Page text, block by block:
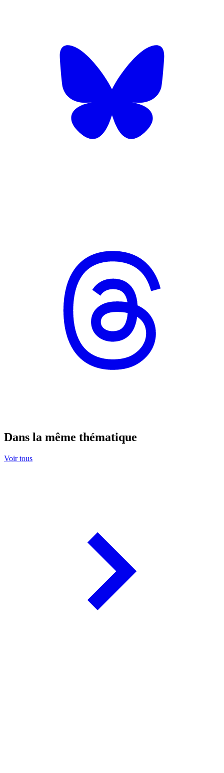
Dans la même thématique
Voir tous